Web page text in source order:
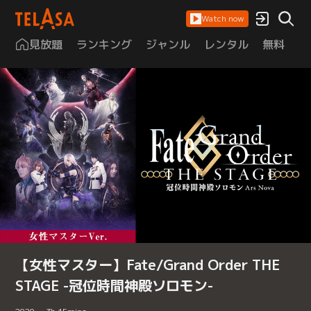
Watch now
見放題 ランキング ジャンル レンタル 無料
【女性マスター】Fate/Grand Order THE
STAGE -冠位時間神殿ソロモン-